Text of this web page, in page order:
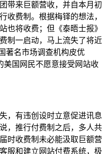
带来巨额营收，并自本月初
收费制。根据梅铎的想法，
也将收费；但《泰晤士报》
制一启动，马上流失了将近
著名市场调查机构皮优
美国网民不愿意接受网站收
，有违创设时立意促进讯息
，推行付费制之后，多人共
时收费制未必能汲取巨额营
服和建立网站付费系统，极